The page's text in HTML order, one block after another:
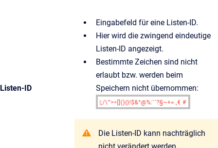
Listen-ID
Eingabefeld für eine Listen-ID.
Hier wird die zwingend eindeutige
Listen-ID angezeigt.
Bestimmte Zeichen sind nicht
erlaubt bzw. werden beim
Speichern nicht übernommen:
Die Listen-ID kann nachträglich